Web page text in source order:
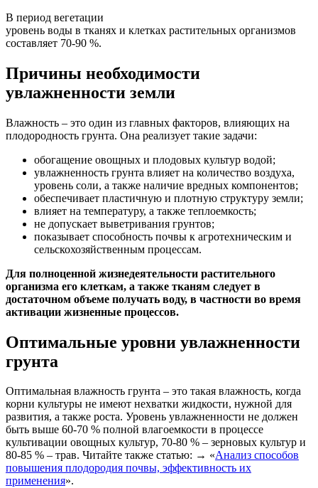
В период вегетации
уровень воды в тканях и клетках растительных организмов
составляет 70-90 %.
Причины необходимости
увлажненности земли
Влажность – это один из главных факторов, влияющих на
плодородность грунта. Она реализует такие задачи:
обогащение овощных и плодовых культур водой;
увлажненность грунта влияет на количество воздуха,
уровень соли, а также наличие вредных компонентов;
обеспечивает пластичную и плотную структуру земли;
влияет на температуру, а также теплоемкость;
не допускает выветривания грунтов;
показывает способность почвы к агротехническим и
сельскохозяйственным процессам.
Для полноценной жизнедеятельности растительного
организма его клеткам, а также тканям следует в
достаточном объеме получать воду, в частности во время
активации жизненные процессов.
Оптимальные уровни увлажненности
грунта
Оптимальная влажность грунта – это такая влажность, когда
корни культуры не имеют нехватки жидкости, нужной для
развития, а также роста. Уровень увлажненности не должен
быть выше 60-70 % полной влагоемкости в процессе
культивации овощных культур, 70-80 % – зерновых культур и
80-85 % – трав. Читайте также статью: → «Анализ способов
повышения плодородия почвы, эффективность их
применения».